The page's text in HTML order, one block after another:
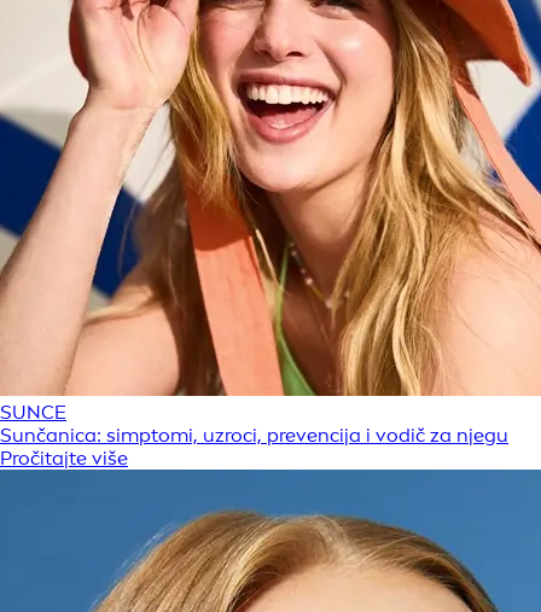
SUNCE
Sunčanica: simptomi, uzroci, prevencija i vodič za njegu
Pročitajte više